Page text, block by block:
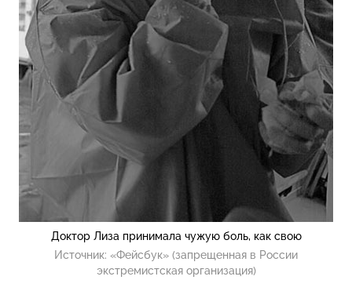
Доктор Лиза принимала чужую боль, как свою
Источник: «Фейсбук» (запрещенная в России
экстремистская организация)